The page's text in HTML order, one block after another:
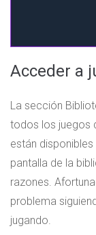
Acceder a
La sección
todos los juegos
están
pantalla de la
razones.
problema
jugando.